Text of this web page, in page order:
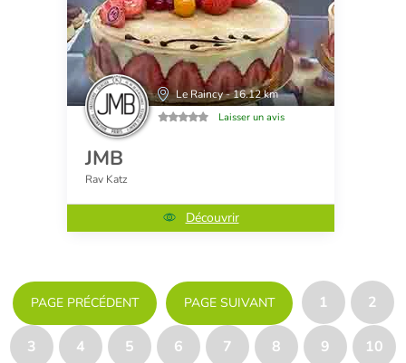
Le Raincy - 16.12 km
Laisser un avis
JMB
Rav Katz
Découvrir
PAGE PRÉCÉDENT PAGE SUIVANT 1 2
3 4 5 6 7 8 9 10